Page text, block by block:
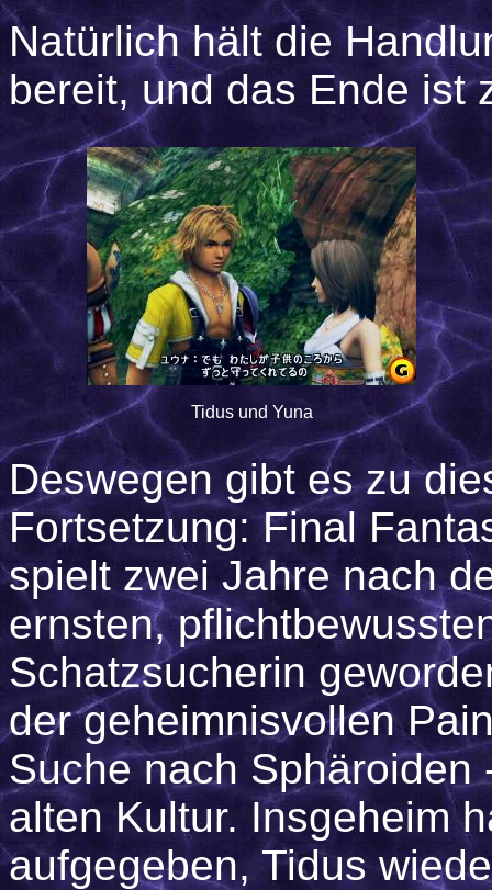
Natürlich hält die
bereit, und das Ende ist
Tidus und Yuna
Deswegen gibt es zu
Fortsetzung: Final
spielt zwei Jahre nach
ernsten,
Schatzsucherin
der geheimnisvollen
Suche nach
alten Kultur. Insgeheim
aufgegeben, Tidus